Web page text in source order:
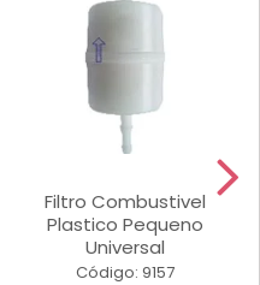
Filtro Combustivel
Plastico Pequeno
Universal
Código: 9157